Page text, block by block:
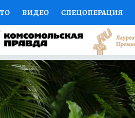
ВИДЕО СПЕЦОПЕРАЦИЯ
НАУКА СПОРТ
ЭКСПЕРТОВ ДОКТОР
ПОЛКА ПРОГНОЗЫ НА
ЦЕНТР НЕДВИЖИМОСТЬ